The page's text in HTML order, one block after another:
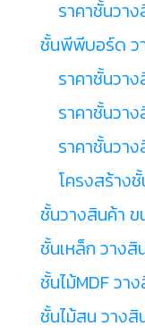
ราคาชั้นวา
ชั้นพีพีบอร์ด ว
ราคาชั้นวา
ราคาชั้นวา
ราคาชั้นวา
โครงสร้าง
ชั้นวางสินค้า
ชั้นเหล็ก วางสิ
ชั้นไม้MDF วา
ชั้นไม้สน วางสิ